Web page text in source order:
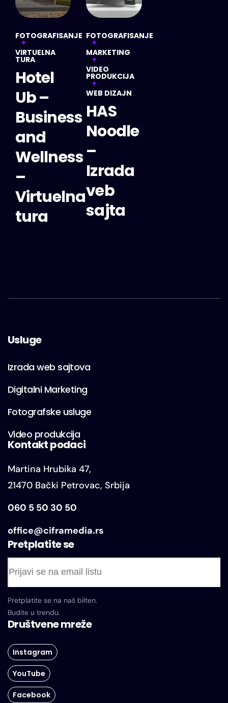
FOTOGRAFISANJE
VIRTUELNA
TURA
Hotel
Ub –
Business
and
Wellness
–
Virtuelna
tura
FOTOGRAFISANJE
MARKETING
VIDEO
PRODUKCIJA
WEB DIZAJN
HAS
Noodle
–
Izrada
veb
sajta
Usluge
Izrada web sajtova
Digitalni Marketing
Fotografske usluge
Video produkcija
Kontakt podaci
Martina Hrubika 47,
21470 Bački Petrovac, Srbija
060 5 50 30 50
office@ciframedia.rs
Pretplatite se
Pretplatite se na naš bilten.
Budite u trendu.
Društvene mreže
Instagram
YouTube
Facebook